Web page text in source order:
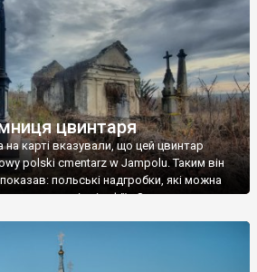
цвинтаря
на карті вказували, що цей цвинтар
polski cmentarz w Jampolu. Таким він
польські надгробки, які можна
польські епітафії… Загалом цвинтар
семи гектарів. Перше враження про
польського цвинтаря виявилося